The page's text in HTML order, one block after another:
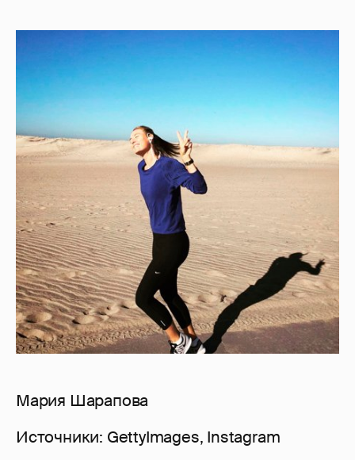
Мария Шарапова
Источники: GettyImages, Instagram